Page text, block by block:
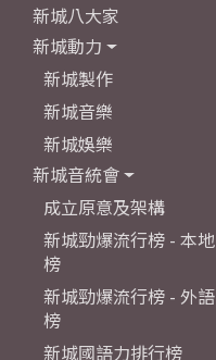
新城八大家
新城動力
新城製作
新城音樂
新城娛樂
新城音統會
成立原意及架構
新城勁爆流行榜 - 本地
榜
新城勁爆流行榜 - 外語
榜
新城國語力排行榜